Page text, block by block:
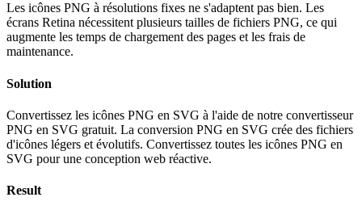
Les icônes PNG à résolutions fixes ne s'adaptent pas bien. Les
écrans Retina nécessitent plusieurs tailles de fichiers PNG, ce qui
augmente les temps de chargement des pages et les frais de
maintenance.
Solution
Convertissez les icônes PNG en SVG à l'aide de notre convertisseur
PNG en SVG gratuit. La conversion PNG en SVG crée des fichiers
d'icônes légers et évolutifs. Convertissez toutes les icônes PNG en
SVG pour une conception web réactive.
Result